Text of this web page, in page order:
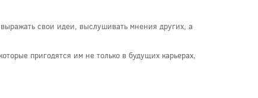
свои идеи, выслушивать мнения других, а
пригодятся им не только в будущих карьерах,